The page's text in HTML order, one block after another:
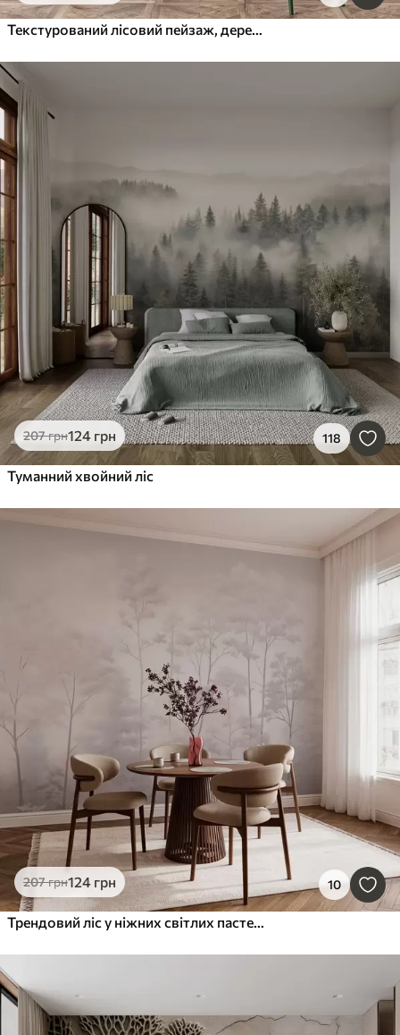
Текстурований лісовий пейзаж, дерева з зеленим листям, пастельна палітра кольорів
207грн124 грн 118
Туманний хвойний ліс
207грн124 грн 10
Трендовий ліс у ніжних світлих пастельних тонах